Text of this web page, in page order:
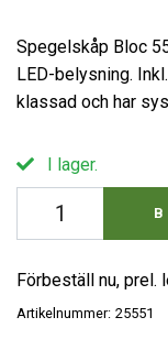
Spegelskåp Bloc
LED-belysning.
klassad och har
I lager.
Förbeställ nu, prel.
Artikelnummer: 25551